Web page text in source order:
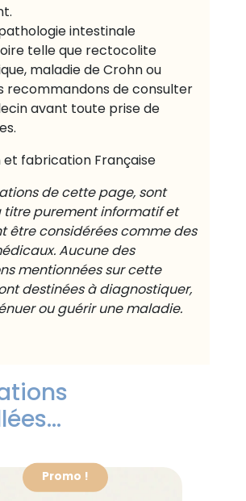
intestinale
telle que rectocolite
maladie de Crohn ou
recommandons de consulter
avant toute prise de
et fabrication Française
de cette page, sont
titre purement informatif et
être considérées comme des
Aucune des
mentionnées sur cette
destinées à diagnostiquer,
ou guérir une maladie.
Promo !